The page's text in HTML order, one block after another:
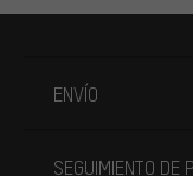
ENVÍO
SEGUIMIENTO DE